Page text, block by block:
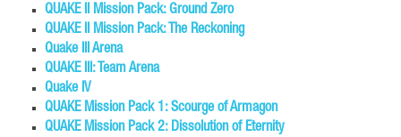
QUAKE II Mission Pack: Ground Zero
QUAKE II Mission Pack: The Reckoning
Quake III Arena
QUAKE III: Team Arena
Quake IV
QUAKE Mission Pack 1: Scourge of Armagon
QUAKE Mission Pack 2: Dissolution of Eternity